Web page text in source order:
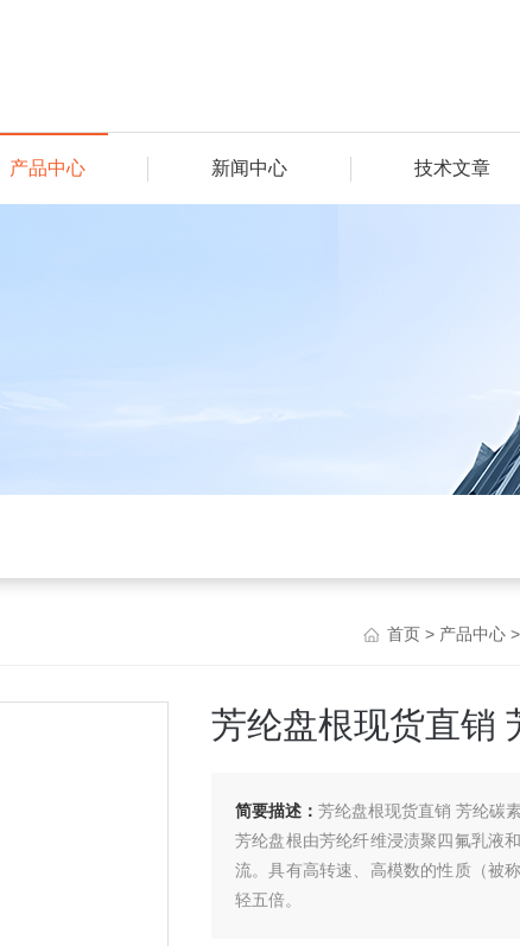
产品中心 新闻中心 技术文章
首页 > 产品中心 >
芳纶盘根现货直销
简要描述： 芳纶盘根现货直销 芳纶碳
芳纶盘根由芳纶纤维浸渍聚四氟乳液
流。具有高转速、高模数的性质（被
轻五倍。